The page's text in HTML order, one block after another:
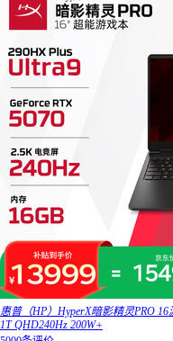
惠普（HP）HyperX暗影精灵PRO
1T QHD240Hz 200W+